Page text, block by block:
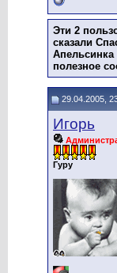
Эти 2
сказали
Апельсинка
полезное
29.04.2005,
Игорь
Гуру